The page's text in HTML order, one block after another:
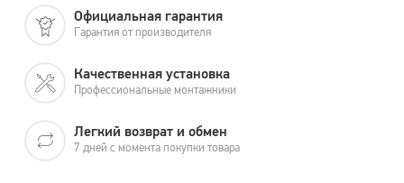
Официальная гарантия
Гарантия от производителя
Качественная установка
Профессиональные монтажники
Легкий возврат и обмен
7 дней с момента покупки товара